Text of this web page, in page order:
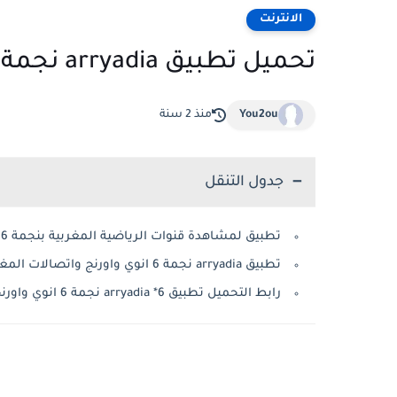
الانترنت
تحميل تطبيق arryadia نجمة 6 إنوي واورنج واتصالات المغرب
You2ou منذ 2 سنة
جدول التنقل
تطبيق لمشاهدة قنوات الرياضية المغربية بنجمة 6 انوي واورنج
تطبيق arryadia نجمة 6 انوي واورنج واتصالات المغرب
رابط التحميل تطبيق arryadia *6 نجمة 6 انوي واورنج واتصالات المغرب